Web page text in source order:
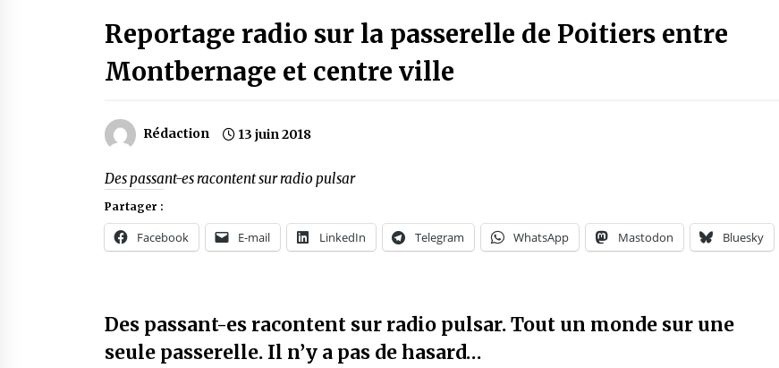
Reportage radio sur la passerelle de Poitiers entre
Montbernage et centre ville
Rédaction 13 juin 2018
Des passant-es racontent sur radio pulsar
Partager :
Facebook E-mail LinkedIn Telegram WhatsApp Mastodon Bluesky
Des passant-es racontent sur radio pulsar. Tout un monde sur une
seule passerelle. Il n’y a pas de hasard…